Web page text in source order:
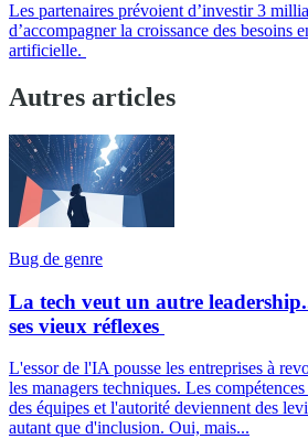
Les partenaires prévoient d’investir 3
d’accompagner la croissance des besoins
artificielle.
Autres articles
Bug de genre
La tech veut un autre
ses vieux réflexes
L'essor de l'IA pousse les entreprises à
les managers techniques. Les
des équipes et l'autorité deviennent des
autant que d'inclusion. Oui, mais...